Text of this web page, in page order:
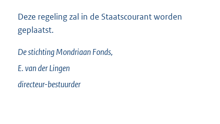
Deze regeling zal in de Staatscourant worden
geplaatst.
De stichting Mondriaan Fonds,
E. van derLingen
directeur-bestuurder